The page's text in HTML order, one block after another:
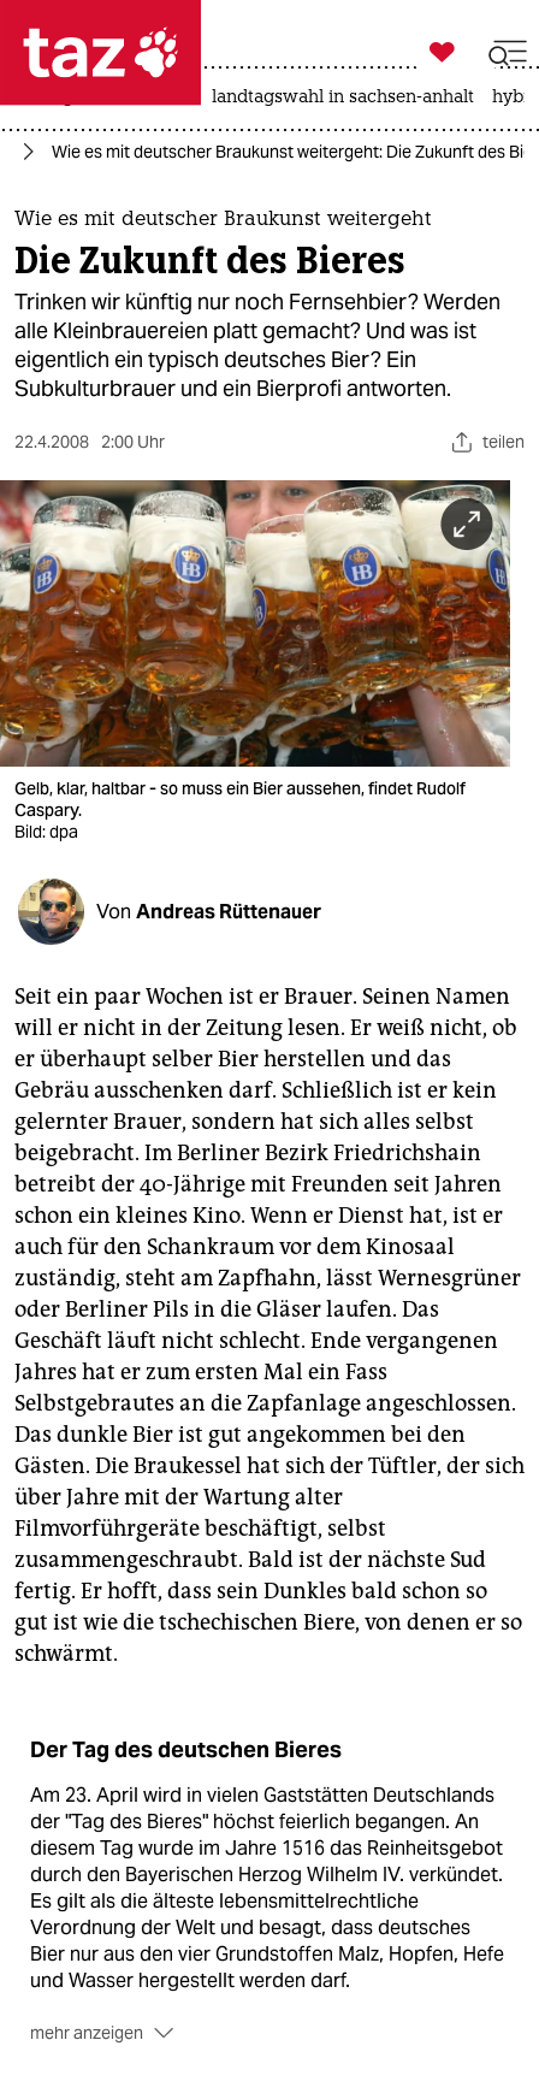
 taz zahl ich
taz zahl ich
themen
politik
öko
gesellschaft
kultur
sport
berlin
nord
wahrheit
verlag
verlag
veranstaltungen
shop
fragen & hilfe
unterstützen
abo
genossenschaft
epaper login

taz zahl ich
landtagswahl in sachsen-anhalt
Wie es mit deutscher Braukunst weitergeht: Die Zukunft des
Wie es mit deutscher Braukunst weitergeht
Die Zukunft des Bieres
Trinken wir künftig nur noch Fernsehbier? Werden
alle Kleinbrauereien platt gemacht? Und was ist
eigentlich ein typisch deutsches Bier? Ein
Subkulturbrauer und ein Bierprofi antworten.
22.4.2008 2:00 Uhr teilen
Gelb, klar, haltbar - so muss ein Bier aussehen, findet Rudolf
Caspary.
Bild: dpa
Von Andreas Rüttenauer
Seit ein paar Wochen ist er Brauer. Seinen Namen
will er nicht in der Zeitung lesen. Er weiß nicht, ob
er überhaupt selber Bier herstellen und das
Gebräu ausschenken darf. Schließlich ist er kein
gelernter Brauer, sondern hat sich alles selbst
beigebracht. Im Berliner Bezirk Friedrichshain
betreibt der 40-Jährige mit Freunden seit Jahren
schon ein kleines Kino. Wenn er Dienst hat, ist er
auch für den Schankraum vor dem Kinosaal
zuständig, steht am Zapfhahn, lässt Wernesgrüner
oder Berliner Pils in die Gläser laufen. Das
Geschäft läuft nicht schlecht. Ende vergangenen
Jahres hat er zum ersten Mal ein Fass
Selbstgebrautes an die Zapfanlage angeschlossen.
Das dunkle Bier ist gut angekommen bei den
Gästen. Die Braukessel hat sich der Tüftler, der sich
über Jahre mit der Wartung alter
Filmvorführgeräte beschäftigt, selbst
zusammengeschraubt. Bald ist der nächste Sud
fertig. Er hofft, dass sein Dunkles bald schon so
gut ist wie die tschechischen Biere, von denen er so
schwärmt.
Der Tag des deutschen Bieres
Am 23. April wird in vielen Gaststätten Deutschlands
der "Tag des Bieres" höchst feierlich begangen. An
diesem Tag wurde im Jahre 1516 das Reinheitsgebot
durch den Bayerischen Herzog Wilhelm IV. verkündet.
Es gilt als die älteste lebensmittelrechtliche
Verordnung der Welt und besagt, dass deutsches
Bier nur aus den vier Grundstoffen Malz, Hopfen, Hefe
und Wasser hergestellt werden darf.
mehr anzeigen